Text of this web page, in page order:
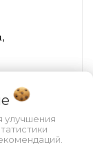
его
ответа
улучшения